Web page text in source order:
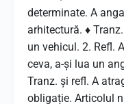
determinate. A
arhitectură. ♦
un vehicul. 2. Refl.
ceva, a-și lua un
Tranz. și refl. A
obligație. Articolul